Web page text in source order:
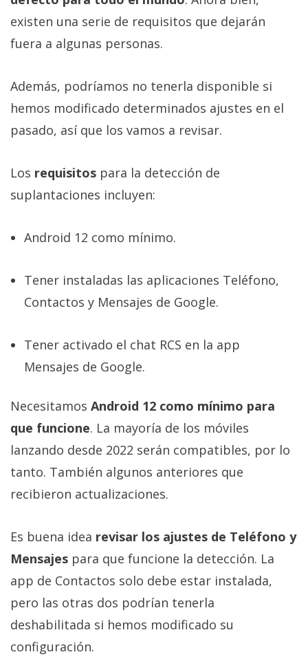
existen una serie de requisitos que dejarán
fuera a algunas personas.
Además, podríamos no tenerla disponible si
hemos modificado determinados ajustes en el
pasado, así que los vamos a revisar.
Los requisitos para la detección de
suplantaciones incluyen:
Android 12 como mínimo.
Tener instaladas las aplicaciones Teléfono,
Contactos y Mensajes de Google.
Tener activado el chat RCS en la app
Mensajes de Google.
Necesitamos Android 12 como mínimo para
que funcione. La mayoría de los móviles
lanzando desde 2022 serán compatibles, por lo
tanto. También algunos anteriores que
recibieron actualizaciones.
Es buena idea revisar los ajustes de Teléfono y
Mensajes para que funcione la detección. La
app de Contactos solo debe estar instalada,
pero las otras dos podrían tenerla
deshabilitada si hemos modificado su
configuración.